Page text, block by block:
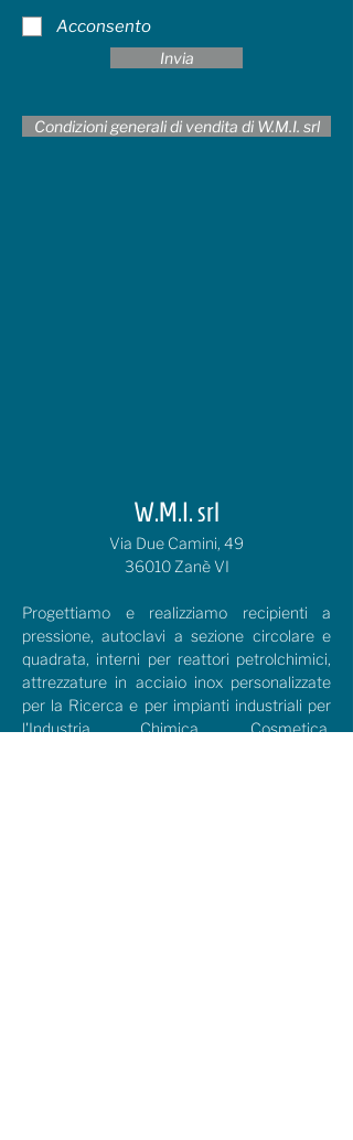
Acconsento
Invia
Condizioni generali di vendita di W.M.I. srl
W.M.I. srl
Via Due Camini, 49
36010 Zanè VI
Progettiamo e realizziamo recipienti a
pressione, autoclavi a sezione circolare e
quadrata, interni per reattori petrolchimici,
attrezzature in acciaio inox personalizzate
per la Ricerca e per impianti industriali per
l'Industria Chimica, Cosmetica,